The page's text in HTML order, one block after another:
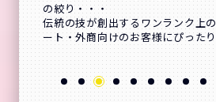
の絞り・・・
伝統の技が創出するワンランク上
ート・外商向けのお客様にぴった